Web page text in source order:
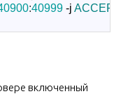
:40999 -j ACCEPT
включенный